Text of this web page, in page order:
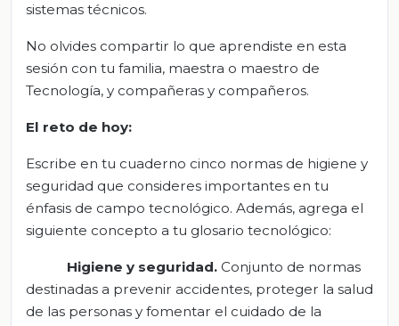
sistemas técnicos.
No olvides compartir lo que aprendiste en esta
sesión con tu familia, maestra o maestro de
Tecnología, y compañeras y compañeros.
El reto de hoy:
Escribe en tu cuaderno cinco normas de higiene y
seguridad que consideres importantes en tu
énfasis de campo tecnológico. Además, agrega el
siguiente concepto a tu glosario tecnológico:
Higiene y seguridad.Conjunto de normas
destinadas a prevenir accidentes, proteger la salud
de las personas y fomentar el cuidado de la